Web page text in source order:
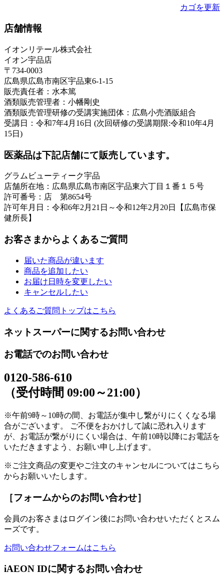
カゴを更新
店舗情報
イオンリテール株式会社
イオン宇品店
〒734-0003
広島県広島市南区宇品東6-1-15
販売責任者：水本篤
酒類販売管理者：小幡剛史
酒類販売管理研修の受講実施団体：広島小売酒販組合
受講日：令和7年4月16日 (次回研修の受講期限:令和10年4月
15日)
医薬品は下記店舗にて販売しています。
グラムビューティーク宇品
店舗所在地：広島県広島市南区宇品東六丁目１番１５号
許可番号：店 第8654号
許可年月日：令和6年2月21日～令和12年2月20日【広島市保
健所長】
お客さまからよくあるご質問
届いた商品が違います
商品を追加したい
お届け日時を変更したい
キャンセルしたい
よくあるご質問トップはこちら
ネットスーパーに関するお問い合わせ
お電話でのお問い合わせ
0120-586-610
（受付時間 09:00～21:00）
※午前9時～10時の間、お電話が集中し繋がりにくくなる場
合がございます。 ご不便をおかけして誠に恐れ入ります
が、お電話が繋がりにくい場合は、午前10時以降にお電話を
いただきますよう、お願い申し上げます。
※ご注文商品の変更やご注文のキャンセルについてはこちら
からお願いいたします。
［フォームからのお問い合わせ］
会員のお客さまはログイン後にお問い合わせいただくとスム
ーズです。
お問い合わせフォームはこちら
iAEON IDに関するお問い合わせ